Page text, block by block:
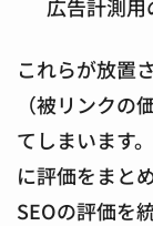
広告計測
これらが放置
（被リンクの
てしまいます
に評価をまと
SEOの評価を